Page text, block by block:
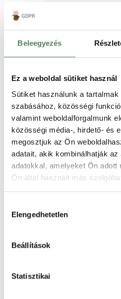
Beleegyezés
Ez a weboldal sütiket használ
Sütiket használunk a
szabásához, közösségi
valamint weboldalforgalmunk
közösségi média-, hirdető- és
megosztjuk az Ön
adatait, akik kombinálhatják
adatokkal, amelyeket Ön adott
Ön által használt más
kiválasztása
Elengedhetetlen
Beállítások
Statisztikai
május 8. napjától a
webshopoknál.
2024.05.09.
FRISSÍTÉS A 151/2003.
rendelet 1. számú
tartós fogyasztási
termékkategóriáját
2024. július 1. napjáig
marad. 2024. május
Elolvasom